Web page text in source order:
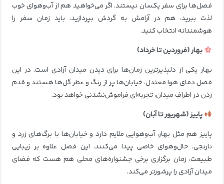
فصل‌ها برای سفر یکسان نیستند. اگر می‌خواهید هم از آب‌وهوای خوب
لذت ببرید، هم در آرامش به گردش بپردازید، باید زمان سفر را
هوشمندانه انتخاب کنید.
بهار (فروردین تا خرداد)
بهار یکی از دلپذیرترین زمان‌ها برای دیدن میدان آزادی است. در این
فصل دمای هوا معتدل، خیابان‌ها پر از رنگ و عطر گل‌ها هستند و قدم
زدن در اطراف میدان، تجربه‌ای فراموش‌نشدنی خواهد بود.
پاییز (شهریور تا آبان)
پاییز هم مثل بهار، آب‌وهوایی ملایم دارد و خیابان‌ها با برگ‌های زرد و
نارنجی، حال‌وهوای خاصی پیدا می‌کنند. این فصل علاوه بر زیبایی
طبیعت، زمان برگزاری برخی جشنواره‌های محلی هم هست که فضای
میدان آزادی را پرشورتر می‌کند.